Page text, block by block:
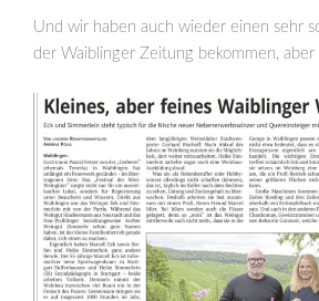
Und wir haben auch wieder einen sehr
der Waiblinger Zeitung bekommen, aber